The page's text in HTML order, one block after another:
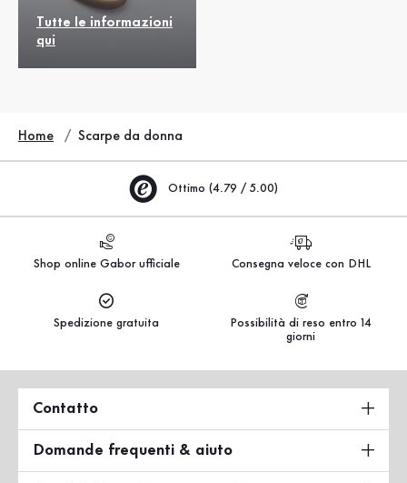
Tutte le informazioni
qui
Home Scarpe da donna
Ottimo (4.79 / 5.00)
Shop online Gabor ufficiale Consegna veloce con DHL
Spedizione gratuita
Possibilità di reso entro 14
giorni
Contatto
Domande frequenti & aiuto